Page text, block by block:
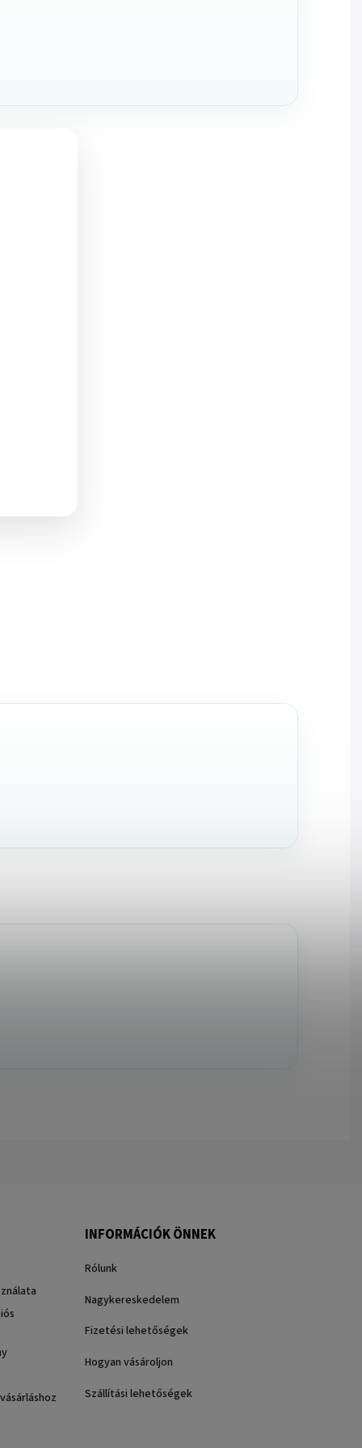
INFORMÁCIÓK ÖNNEK
Rólunk
Nagykereskedelem
Fizetési lehetőségek
Hogyan vásároljon
Szállítási lehetőségek